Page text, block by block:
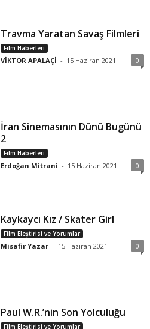
Travma Yaratan Savaş Filmleri
Film Haberleri
VİKTOR APALAÇİ - 15 Haziran 2021 0
İran Sinemasının Dünü Bugünü
2
Film Haberleri
Erdoğan Mitrani - 15 Haziran 2021 0
Kaykaycı Kız / Skater Girl
Film Eleştirisi ve Yorumlar
Misafir Yazar - 15 Haziran 2021 0
Paul W.R.’nin Son Yolculuğu
Film Eleştirisi ve Yorumlar